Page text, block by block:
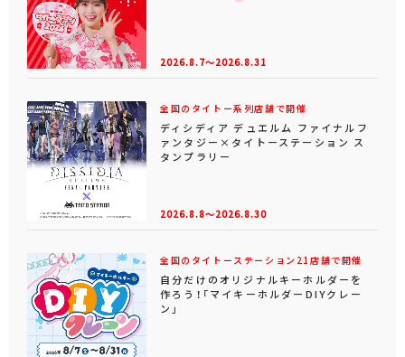
2026.8.7～2026.8.31
全国のタイトー系列店舗で開催
ディシディア デュエルム ファイナルフ
ァンタジー×タイトーステーション ス
タンプラリー
2026.8.8～2026.8.30
全国のタイトーステーション21店舗で開催
自分だけのオリジナルキーホルダーを
作ろう！「マイキーホルダーDIYクレー
ン」